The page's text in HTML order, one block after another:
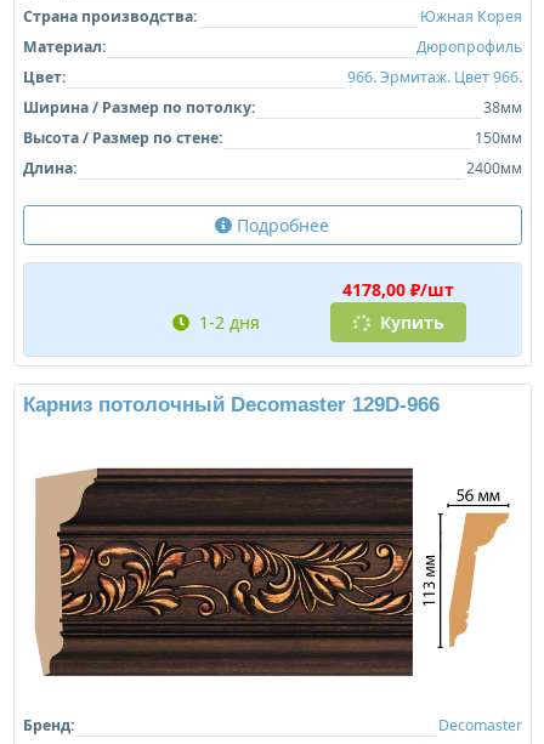
Страна производства:
Южная Корея
Материал:
Дюропрофиль
Цвет:
966. Эрмитаж. Цвет 966.
Ширина / Размер по потолку:
38мм
Высота / Размер по стене:
150мм
Длина:
2400мм
Подробнее
4178,00 ₽/шт
1-2 дня
Купить
Карниз потолочный Decomaster 129D-966
Бренд:
Decomaster